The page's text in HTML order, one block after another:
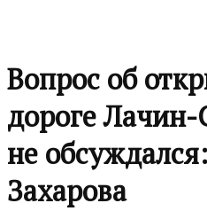
Вопрос об
дороге Лачин-
не
Захарова